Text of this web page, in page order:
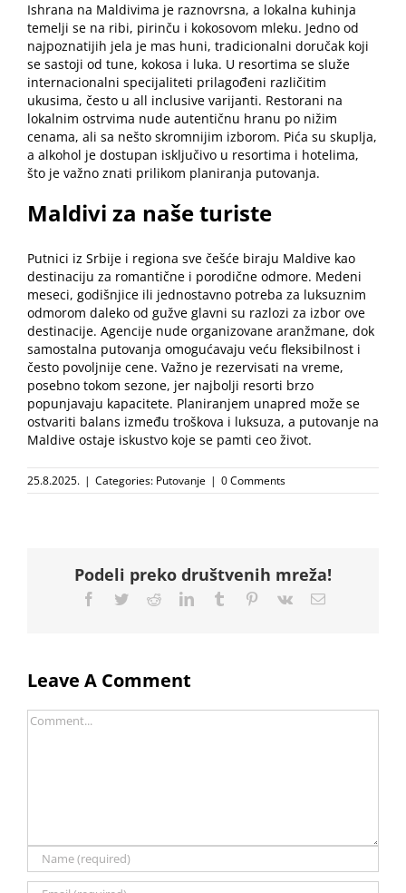
Ishrana na Maldivima je raznovrsna, a lokalna kuhinja
temelji se na ribi, pirinču i kokosovom mleku. Jedno od
najpoznatijih jela je mas huni, tradicionalni doručak koji
se sastoji od tune, kokosa i luka. U resortima se služe
internacionalni specijaliteti prilagođeni različitim
ukusima, često u all inclusive varijanti. Restorani na
lokalnim ostrvima nude autentičnu hranu po nižim
cenama, ali sa nešto skromnijim izborom. Pića su skuplja,
a alkohol je dostupan isključivo u resortima i hotelima,
što je važno znati prilikom planiranja putovanja.
Maldivi za naše turiste
Putnici iz Srbije i regiona sve češće biraju Maldive kao
destinaciju za romantične i porodične odmore. Medeni
meseci, godišnjice ili jednostavno potreba za luksuznim
odmorom daleko od gužve glavni su razlozi za izbor ove
destinacije. Agencije nude organizovane aranžmane, dok
samostalna putovanja omogućavaju veću fleksibilnost i
često povoljnije cene. Važno je rezervisati na vreme,
posebno tokom sezone, jer najbolji resorti brzo
popunjavaju kapacitete. Planiranjem unapred može se
ostvariti balans između troškova i luksuza, a putovanje na
Maldive ostaje iskustvo koje se pamti ceo život.
25.8.2025. | Categories: Putovanje | 0 Comments
Podeli preko društvenih mreža!
Facebook
TwitterRedditLinkedInTumblr Pinterest
Vk Email
Leave A Comment
Comment